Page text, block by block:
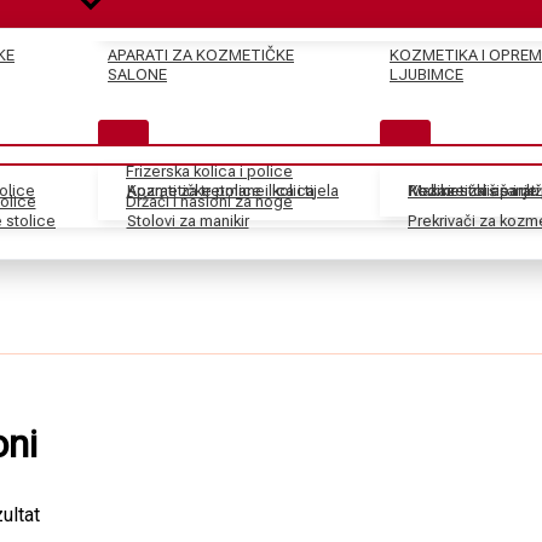
Frizerska kolica i police
Držači i nasloni za noge
stolice
Kozmetičke police i kolica
Stolovi za manikir
Pedikir stolice i
Prekrivači za
APARATI ZA KOZMETIČKE
SALONE
Aparati za tretmane lica i tijela Kozmetički
KOZMETIKA I
LJUBIMCE
Makaze za šišanje